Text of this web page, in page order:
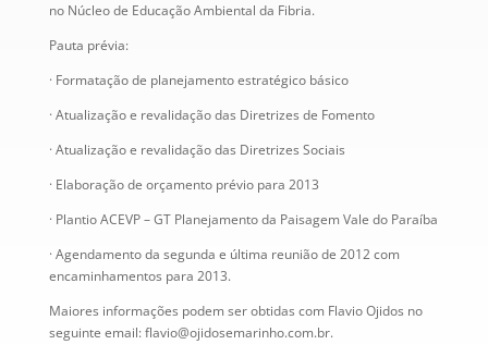
no Núcleo de Educação Ambiental da Fibria.
Pauta prévia:
· Formatação de planejamento estratégico básico
· Atualização e revalidação das Diretrizes de Fomento
· Atualização e revalidação das Diretrizes Sociais
· Elaboração de orçamento prévio para 2013
· Plantio ACEVP – GT Planejamento da Paisagem Vale do Paraíba
· Agendamento da segunda e última reunião de 2012 com
encaminhamentos para 2013.
Maiores informações podem ser obtidas com Flavio Ojidos no
seguinte email: flavio@ojidosemarinho.com.br.